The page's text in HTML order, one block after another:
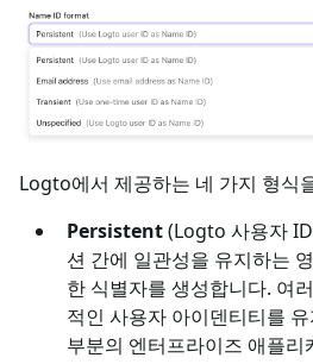
Logto에서 제공하는 네 가지 형식
Persistent(Logto 사용자
션 간에 일관성을 유지하는
한 식별자를 생성합니다. 여
적인 사용자 아이덴티티를
부분의 엔터프라이즈 애플리